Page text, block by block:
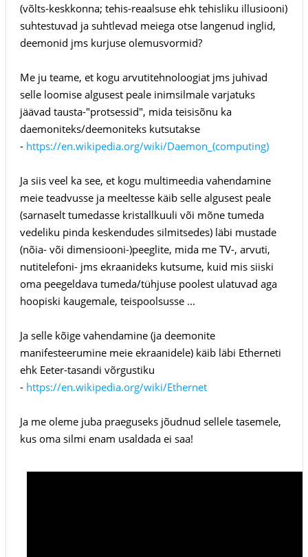
(võlts-keskkonna; tehis-reaalsuse ehk tehisliku illusiooni)
suhtestuvad ja suhtlevad meiega otse langenud inglid,
deemonid jms kurjuse olemusvormid?
Me ju teame, et kogu arvutitehnoloogiat jms juhivad
selle loomise algusest peale inimsilmale varjatuks
jäävad tausta-"protsessid", mida teisisõnu ka
daemoniteks/deemoniteks kutsutakse
- https://en.wikipedia.org/wiki/Daemon_(computing)
Ja siis veel ka see, et kogu multimeedia vahendamine
meie teadvusse ja meeltesse käib selle algusest peale
(sarnaselt tumedasse kristallkuuli või mõne tumeda
vedeliku pinda keskendudes silmitsedes) läbi mustade
(nõia- või dimensiooni-)peeglite, mida me TV-, arvuti,
nutitelefoni- jms ekraanideks kutsume, kuid mis siiski
oma peegeldava tumeda/tühjuse poolest ulatuvad aga
hoopiski kaugemale, teispoolsusse ...
Ja selle kõige vahendamine (ja deemonite
manifesteerumine meie ekraanidele) käib läbi Etherneti
ehk Eeter-tasandi võrgustiku
- https://en.wikipedia.org/wiki/Ethernet
Ja me oleme juba praeguseks jõudnud sellele tasemele,
kus oma silmi enam usaldada ei saa!